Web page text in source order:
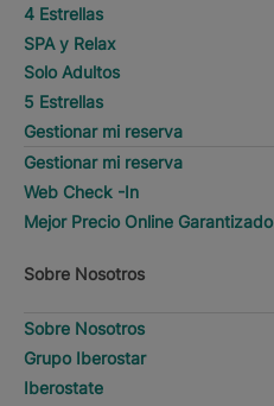
4 Estrellas
SPA y Relax
Solo Adultos
5 Estrellas
Gestionar mi reserva
Gestionar mi reserva
Web Check -In
Mejor Precio Online Garantizado
Sobre Nosotros
Sobre Nosotros
Grupo Iberostar
Iberostate